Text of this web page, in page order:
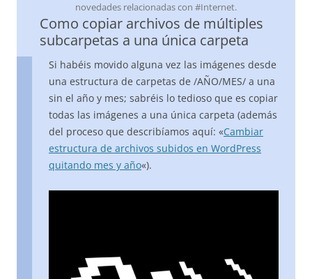
novedades relacionadas con #Internet.
Como copiar archivos de múltiples
subcarpetas a una única carpeta
Si habéis movido alguna vez las imágenes desde
una estructura de carpetas de /AÑO/MES/ a una
sin el año y mes; sabréis lo tedioso que es copiar
todas las imágenes a una única carpeta (además
del proceso que describíamos aquí: «Cambiar
estructura de archivos subidos en WordPress
quitando mes y año«).